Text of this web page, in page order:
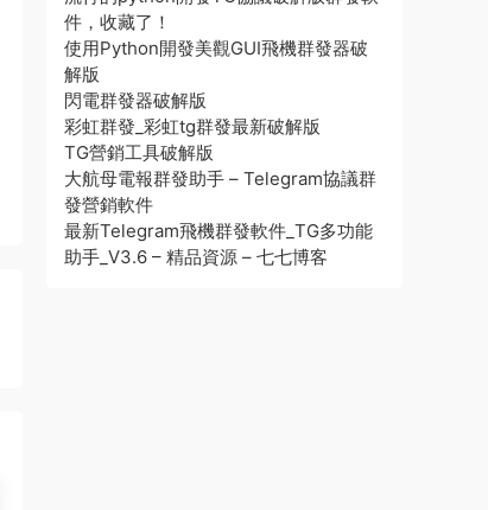
件，收藏了！
使用Python開發美觀GUI飛機群發器破
解版
閃電群發器破解版
彩虹群發_彩虹tg群發最新破解版
TG營銷工具破解版
大航母電報群發助手 – Telegram協議群
發營銷軟件
最新Telegram飛機群發軟件_TG多功能
助手_V3.6 – 精品資源 – 七七博客